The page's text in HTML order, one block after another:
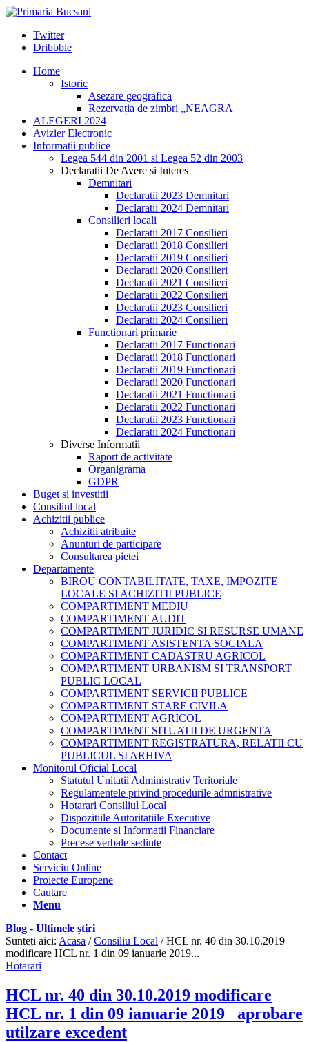
Twitter
Dribbble
Home
Istoric
Asezare geografica
Rezervația de zimbri „NEAGRA
ALEGERI 2024
Avizier Electronic
Informatii publice
Legea 544 din 2001 si Legea 52 din 2003
Declaratii De Avere si Interes
Demnitari
Declaratii 2023 Demnitari
Declaratii 2024 Demnitari
Consilieri locali
Declaratii 2017 Consilieri
Declaratii 2018 Consilieri
Declaratii 2019 Consilieri
Declaratii 2020 Consilieri
Declaratii 2021 Consilieri
Declaratii 2022 Consilieri
Declaratii 2023 Consilieri
Declaratii 2024 Consilieri
Functionari primarie
Declaratii 2017 Functionari
Declaratii 2018 Functionari
Declaratii 2019 Functionari
Declaratii 2020 Functionari
Declaratii 2021 Functionari
Declaratii 2022 Functionari
Declaratii 2023 Functionari
Declaratii 2024 Functionari
Diverse Informatii
Raport de activitate
Organigrama
GDPR
Buget si investitii
Consiliul local
Achizitii publice
Achizitii atribuite
Anunturi de participare
Consultarea pietei
Departamente
BIROU CONTABILITATE, TAXE, IMPOZITE
LOCALE SI ACHIZITII PUBLICE
COMPARTIMENT MEDIU
COMPARTIMENT AUDIT
COMPARTIMENT JURIDIC SI RESURSE UMANE
COMPARTIMENT ASISTENTA SOCIALA
COMPARTIMENT CADASTRU AGRICOL
COMPARTIMENT URBANISM SI TRANSPORT
PUBLIC LOCAL
COMPARTIMENT SERVICII PUBLICE
COMPARTIMENT STARE CIVILA
COMPARTIMENT AGRICOL
COMPARTIMENT SITUATII DE URGENTA
COMPARTIMENT REGISTRATURA, RELATII CU
PUBLICUL SI ARHIVA
Monitorul Oficial Local
Statutul Unitatii Administrativ Teritoriale
Regulamentele privind procedurile admnistrative
Hotarari Consiliul Local
Dispozitiile Autoritatiile Executive
Documente si Informatii Financiare
Precese verbale sedinte
Contact
Serviciu Online
Proiecte Europene
Cautare
Menu
Blog - Ultimele știri
Sunteți aici: Acasa / Consiliu Local / HCL nr. 40 din 30.10.2019
modificare HCL nr. 1 din 09 ianuarie 2019...
Hotarari
HCL nr. 40 din 30.10.2019 modificare
HCL nr. 1 din 09 ianuarie 2019 _aprobare
utilzare excedent